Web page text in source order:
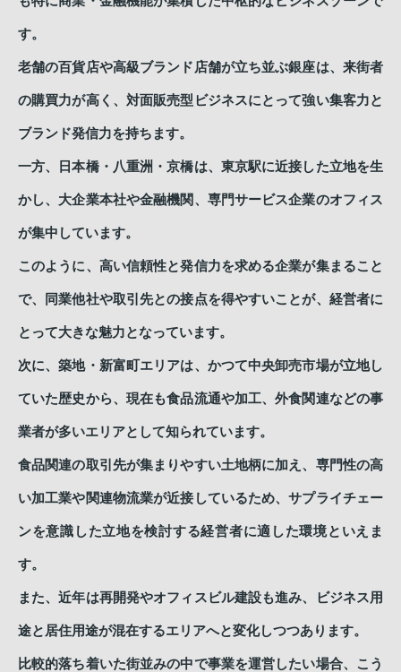
す。
老舗の百貨店や高級ブランド店舗が立ち並ぶ銀座は、来街者
の購買力が高く、対面販売型ビジネスにとって強い集客力と
ブランド発信力を持ちます。
一方、日本橋・八重洲・京橋は、東京駅に近接した立地を生
かし、大企業本社や金融機関、専門サービス企業のオフィス
が集中しています。
このように、高い信頼性と発信力を求める企業が集まること
で、同業他社や取引先との接点を得やすいことが、経営者に
とって大きな魅力となっています。
次に、築地・新富町エリアは、かつて中央卸売市場が立地し
ていた歴史から、現在も食品流通や加工、外食関連などの事
業者が多いエリアとして知られています。
食品関連の取引先が集まりやすい土地柄に加え、専門性の高
い加工業や関連物流業が近接しているため、サプライチェー
ンを意識した立地を検討する経営者に適した環境といえま
す。
また、近年は再開発やオフィスビル建設も進み、ビジネス用
途と居住用途が混在するエリアへと変化しつつあります。
比較的落ち着いた街並みの中で事業を運営したい場合、こう